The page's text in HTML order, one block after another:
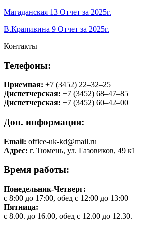
Магаданская 13 Отчет за 2025г.
В.Крапивина 9 Отчет за 2025г.
Контакты
Телефоны:
Приемная: +7 (3452) 22‒32‒25
Диспетчерская: +7 (3452) 68‒47‒85
Диспетчерская: +7 (3452) 60‒42‒00
Доп. информация:
Email: office-uk-kd@mail.ru
Адрес: г. Тюмень, ул. Газовиков, 49 к1
Время работы:
Понедельник-Четверг:
с 8:00 до 17:00, обед с 12:00 до 13:00
Пятница:
с 8.00. до 16.00, обед с 12.00 до 12.30.